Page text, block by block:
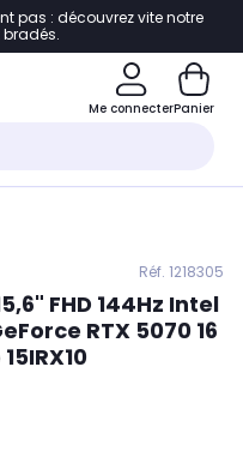
page
pas : découvrez vite notre
bradés.
Me connecterPanier
Réf. 1218305
FHD 144Hz Intel
RTX 5070 16